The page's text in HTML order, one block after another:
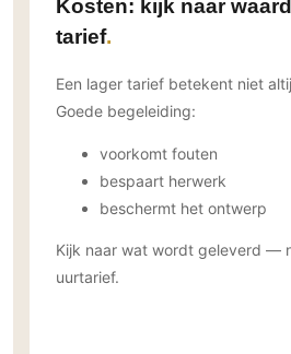
Kosten: kijk naar
tarief
Een lager tarief betekent niet
Goede begeleiding:
voorkomt fouten
bespaart herwerk
beschermt het ontwerp
Kijk naar wat wordt geleverd —
uurtarief.